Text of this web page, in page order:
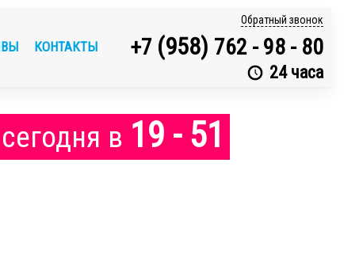
Обратный звонок
+7 (958) 762 - 98 - 80
24 часа
КОНТАКТЫ
сегодня в 19 - 51